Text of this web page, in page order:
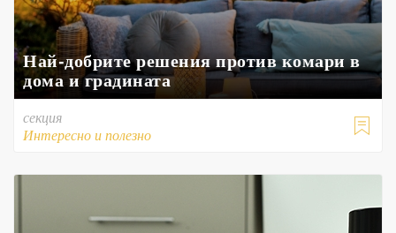
Най-добрите решения против комари в
дома и градината

секция
Интересно и полезно